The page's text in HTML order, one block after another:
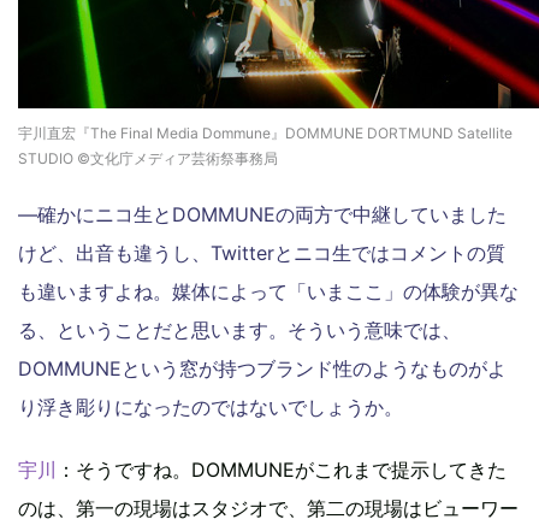
宇川直宏『The Final Media Dommune』DOMMUNE DORTMUND Satellite
STUDIO ©文化庁メディア芸術祭事務局
―確かにニコ生とDOMMUNEの両方で中継していました
けど、出音も違うし、Twitterとニコ生ではコメントの質
も違いますよね。媒体によって「いまここ」の体験が異な
る、ということだと思います。そういう意味では、
DOMMUNEという窓が持つブランド性のようなものがよ
り浮き彫りになったのではないでしょうか。
宇川 ：そうですね。DOMMUNEがこれまで提示してきた
のは、第一の現場はスタジオで、第二の現場はビューワー